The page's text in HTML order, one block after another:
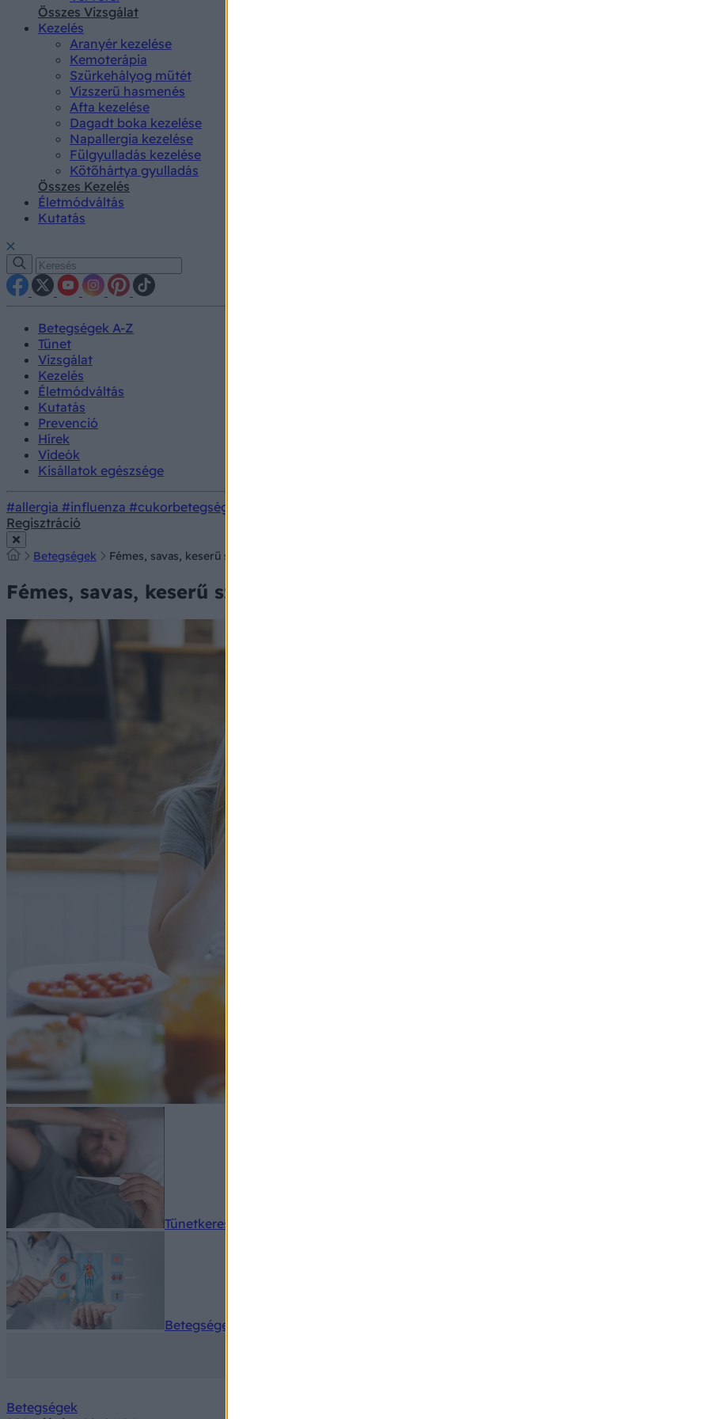
Összes Vizsgálat
Kezelés
Aranyér kezelése
Kemoterápia
Szürkehályog műtét
Vízszerű hasmenés
Afta kezelése
Dagadt boka kezelése
Napallergia kezelése
Fülgyulladás kezelése
Kötőhártya gyulladás
Összes Kezelés
Életmódváltás
Kutatás
Betegségek A-Z
Tünet
Vizsgálat
Kezelés
Életmódváltás
Kutatás
Prevenció
Hírek
Videók
Kisállatok egészsége
#allergia #influenza #cukorbetegség
Regisztráció
Betegségek Fémes, savas, keserű szájíz: ez a betegség állhat a háttérben
Fémes, savas, keserű szájíz: ez a betegség állhat a háttérben
Tünetkereső
Betegségek A-Z
Betegségek